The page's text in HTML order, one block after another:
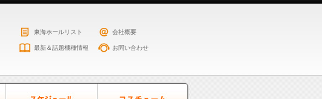
東海ホールリスト 会社概要
最新＆話題機種情報 お問い合わせ